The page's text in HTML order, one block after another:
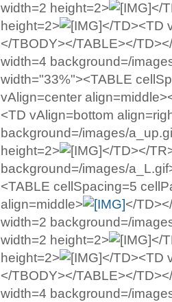
width=2 height=2>
</
height=2>
</TD><TD
</TBODY></TABLE></
width=4 background=/
width="33%"><TABLE
vAlign=center
<TD vAlign=bottom
background=/images/
height=2>
</TD></
background=/images/
<TABLE cellSpacing=5
align=middle>
</
width=2 background=/
width=2 height=2>
</
height=2>
</TD><TD
</TBODY></TABLE></
width=4 background=/